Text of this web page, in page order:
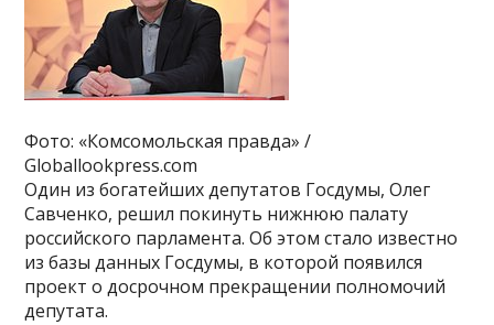
Фото: «Комсомольская правда» /
Globallookpress.com
Один из богатейших депутатов Госдумы, Олег
Савченко, решил покинуть нижнюю палату
российского парламента. Об этом стало известно
из базы данных Госдумы, в которой появился
проект о досрочном прекращении полномочий
депутата.